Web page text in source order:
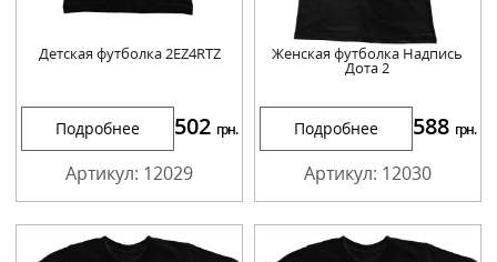
Детская футболка 2EZ4RTZ
Подробнее 502 грн.
Артикул: 12029
Женская футболка Надпись
Дота 2
Подробнее 588 грн.
Артикул: 12030